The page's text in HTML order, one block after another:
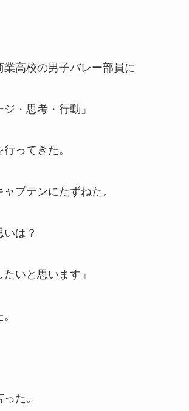
業高校の男子バレー部員に
ジ・思考・行動」
ってきた。
プテンにたずねた。
は？
たいと思います」
た。